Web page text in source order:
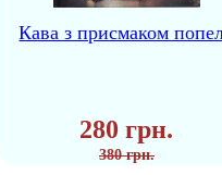
Кава з присмаком
280 грн.
380 грн.